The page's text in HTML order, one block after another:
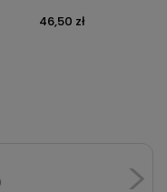
Cena
46,50 zł